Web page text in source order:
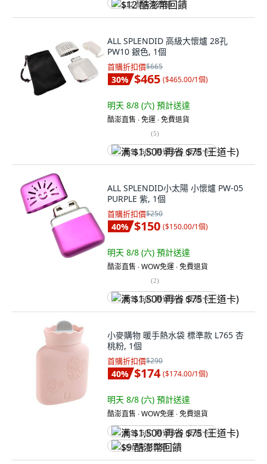
$12 酷澎幣回饋
ALL SPLENDID 高級大懷爐 28孔
PW10 銀色, 1個
首購折扣價$665
30% $465 ($465.00/1個)
明天 8/8 (六) 預計送達
酷澎直售 ∙ 免運 ∙ 免費退貨
(5)
满 $1,500 再省 $75 (王道卡)
ALL SPLENDID小太陽 小懷爐 PW-05
PURPLE 紫, 1個
首購折扣價$250
40% $150 ($150.00/1個)
明天 8/8 (六) 預計送達
酷澎直售 ∙ WOW免運 ∙ 免費退貨
(2)
满 $1,500 再省 $75 (王道卡)
小麥購物 暖手熱水袋 標準款 L765 杏
桃粉, 1個
首購折扣價$290
40% $174 ($174.00/1個)
明天 8/8 (六) 預計送達
酷澎直售 ∙ WOW免運 ∙ 免費退貨
满 $1,500 再省 $75 (王道卡)
$9 酷澎幣回饋